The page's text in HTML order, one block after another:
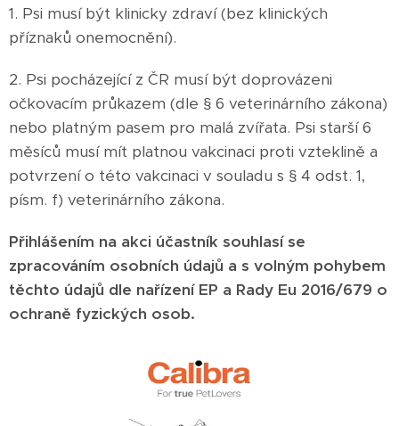
1. Psi musí být klinicky zdraví (bez klinických
příznaků onemocnění).
2. Psi pocházející z ČR musí být doprovázeni
očkovacím průkazem (dle § 6 veterinárního zákona)
nebo platným pasem pro malá zvířata. Psi starší 6
měsíců musí mít platnou vakcinaci proti vzteklině a
potvrzení o této vakcinaci v souladu s § 4 odst. 1,
písm. f) veterinárního zákona.
Přihlášením na akci účastník souhlasí se
zpracováním osobních údajů a s volným pohybem
těchto údajů dle nařízení EP a Rady Eu 2016/679 o
ochraně fyzických osob.